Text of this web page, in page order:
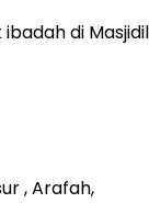
di Masjidil
, Arafah,